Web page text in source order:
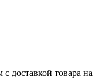
доставкой товара на